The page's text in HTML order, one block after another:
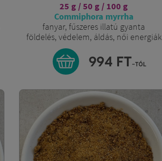
25 g / 50 g / 100 g
Commiphora myrrha
fanyar, fűszeres illatú gyanta
földelés, védelem, áldás, női energiák
994 FT-tól